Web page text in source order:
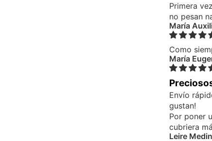
Primera
no pesan
María
Como
María
Envío
gustan!
Por poner
cubriera
Leire